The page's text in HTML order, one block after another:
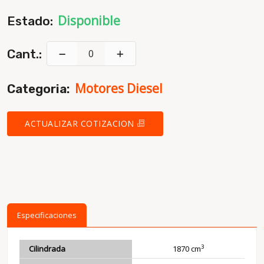
Estado: Disponible
Cant.:
Categoria: Motores Diesel
ACTUALIZAR COTIZACION
Especificaciones
Cilindrada 1870 cm3